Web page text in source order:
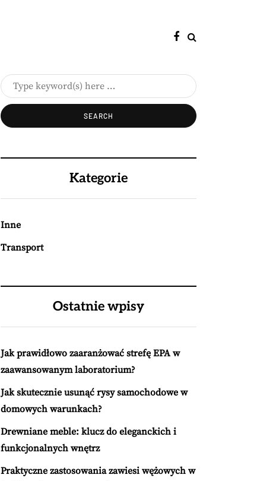
Kategorie
Inne
Transport
Ostatnie wpisy
Jak prawidłowo zaaranżować strefę EPA w
zaawansowanym laboratorium?
Jak skutecznie usunąć rysy samochodowe w
domowych warunkach?
Drewniane meble: klucz do eleganckich i
funkcjonalnych wnętrz
Praktyczne zastosowania zawiesi wężowych w